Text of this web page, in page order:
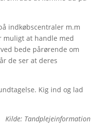
indkøbscentraler m.m
muligt at handle med
bede pårørende om
de ser at deres
Kig ind og lad
Kilde: Tandplejeinformation